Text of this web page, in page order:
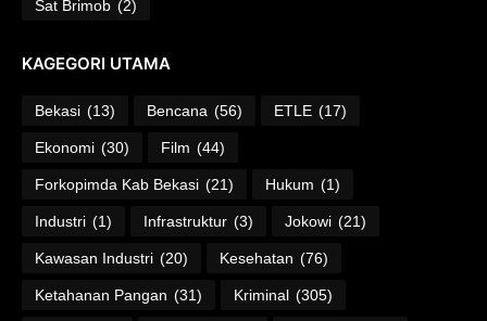
Sat Brimob (2)
KAGEGORI UTAMA
Bekasi (13) Bencana (56) ETLE (17)
Ekonomi (30) Film (44)
Forkopimda Kab Bekasi (21) Hukum (1)
Industri (1) Infrastruktur (3) Jokowi (21)
Kawasan Industri (20) Kesehatan (76)
Ketahanan Pangan (31) Kriminal (305)